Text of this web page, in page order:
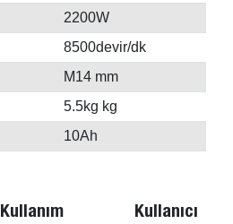
2200W
8500devir/dk
M14 mm
5.5kg kg
10Ah
Kullanım
Kullanıcı